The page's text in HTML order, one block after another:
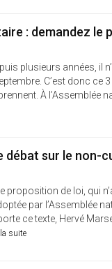
: demandez le
plusieurs années, il
C’est donc ce
À l’Assemblée
débat sur le non-
proposition de loi, qui
par l’Assemblée
ce texte, Hervé
suite